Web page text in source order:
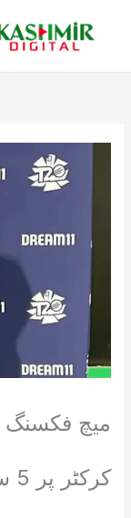
میچ فکسنگ
کرکٹر پر 5 سال کی پابندی عائد